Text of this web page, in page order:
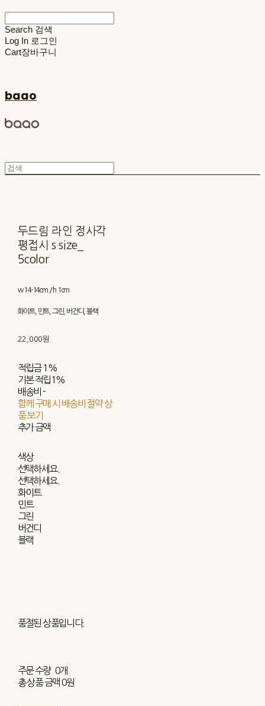
Search 검색
Log In 로그인
Cart장바구니
baao
두드림 라인 정사각
평접시 s size_
5color
w 14-14cm / h 1cm
화이트, 민트, 그린, 버건디, 블랙
22,000원
적립금 1%
기본 적립1%
배송비-
함께 구매 시 배송비 절약 상
품 보기
추가 금액
색상
선택하세요.
선택하세요.
화이트
민트
그린
버건디
블랙
품절된 상품입니다.
주문 수량 0개
총 상품 금액0원